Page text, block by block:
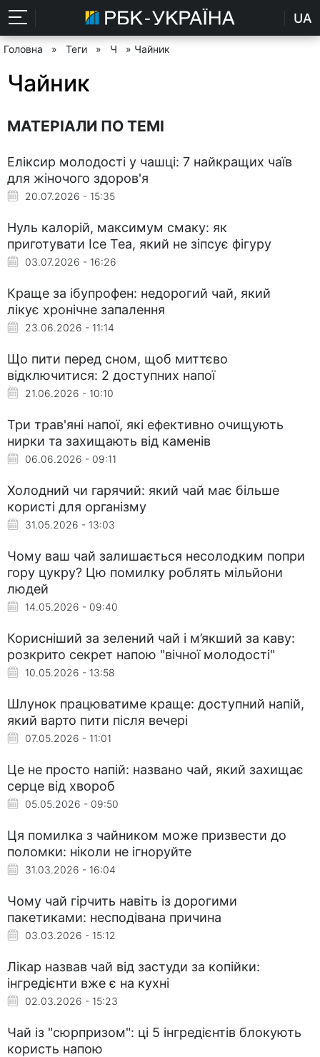
UA
Головна » Теги » Ч » Чайник
Чайник
МАТЕРІАЛИ ПО ТЕМІ
Еліксир молодості у чашці: 7 найкращих чаїв
для жіночого здоров'я
20.07.2026 - 15:35
Нуль калорій, максимум смаку: як
приготувати Ice Tea, який не зіпсує фігуру
03.07.2026 - 16:26
Краще за ібупрофен: недорогий чай, який
лікує хронічне запалення
23.06.2026 - 11:14
Що пити перед сном, щоб миттєво
відключитися: 2 доступних напої
21.06.2026 - 10:10
Три трав'яні напої, які ефективно очищують
нирки та захищають від каменів
06.06.2026 - 09:11
Холодний чи гарячий: який чай має більше
користі для організму
31.05.2026 - 13:03
Чому ваш чай залишається несолодким попри
гору цукру? Цю помилку роблять мільйони
людей
14.05.2026 - 09:40
Корисніший за зелений чай і м’якший за каву:
розкрито секрет напою "вічної молодості"
10.05.2026 - 13:58
Шлунок працюватиме краще: доступний напій,
який варто пити після вечері
07.05.2026 - 11:01
Це не просто напій: названо чай, який захищає
серце від хвороб
05.05.2026 - 09:50
Ця помилка з чайником може призвести до
поломки: ніколи не ігноруйте
31.03.2026 - 16:04
Чому чай гірчить навіть із дорогими
пакетиками: несподівана причина
03.03.2026 - 15:12
Лікар назвав чай від застуди за копійки:
інгредієнти вже є на кухні
02.03.2026 - 15:23
Чай із "сюрпризом": ці 5 інгредієнтів блокують
користь напою